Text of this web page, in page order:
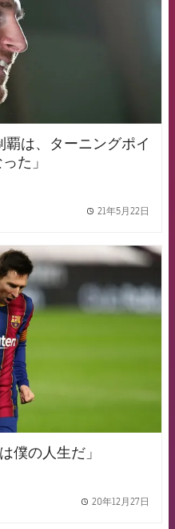
覇は、ターニングポイ
た」
21年5月22日
Barcelona badge
僕の人生だ」
20年12月27日